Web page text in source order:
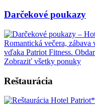
Darčekové poukazy
Romantická večera,
vďaka Patriot Fitness.
Zobraziť všetky ponuky
Reštaurácia